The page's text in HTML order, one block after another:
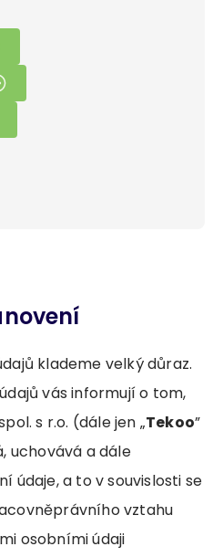
klademe velký důraz.
vás informují o tom,
s r.o. (dále jen „Tekoo”
uchovává a dále
údaje, a to v souvislosti se
vztahu
osobními údaji